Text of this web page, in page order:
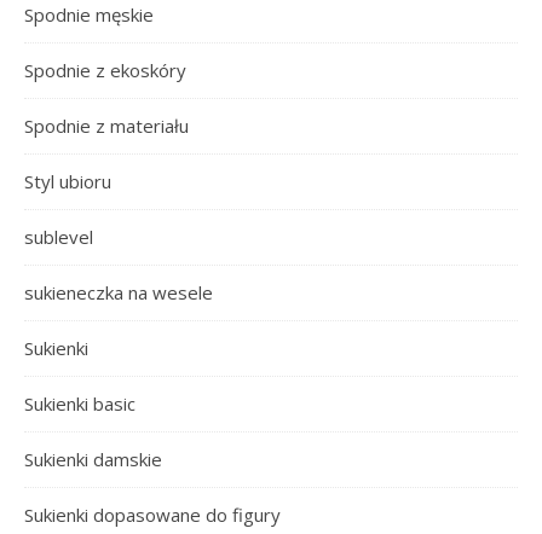
Spodnie męskie
Spodnie z ekoskóry
Spodnie z materiału
Styl ubioru
sublevel
sukieneczka na wesele
Sukienki
Sukienki basic
Sukienki damskie
Sukienki dopasowane do figury